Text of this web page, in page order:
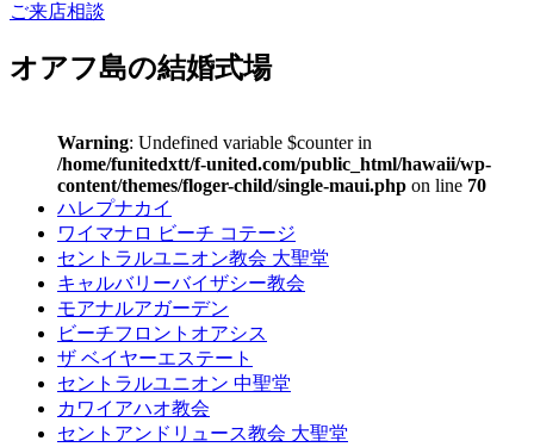
ご来店相談
オアフ島の結婚式場
Warning: Undefined variable $counter in
/home/funitedxtt/f-united.com/public_html/hawaii/wp-
content/themes/floger-child/single-maui.php on line 70
ハレプナカイ
ワイマナロ ビーチ コテージ
セントラルユニオン教会 大聖堂
キャルバリーバイザシー教会
モアナルアガーデン
ビーチフロントオアシス
ザ ベイヤーエステート
セントラルユニオン 中聖堂
カワイアハオ教会
セントアンドリュース教会 大聖堂